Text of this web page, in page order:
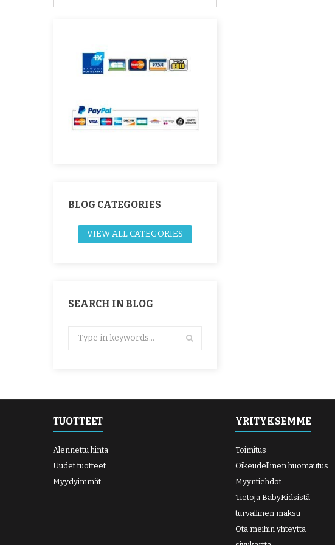
BLOG CATEGORIES
VIEW ALL CATEGORIES
SEARCH IN BLOG
TUOTTEET
Alennettu hinta
Uudet tuotteet
Myydyimmät
YRITYKSEMME
Toimitus
Oikeudellinen huomautus
Myyntiehdot
Tietoja BabyKidsistä
turvallinen maksu
Ota meihin yhteyttä